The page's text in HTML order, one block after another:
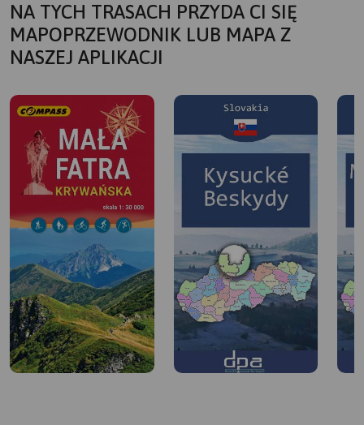
NA TYCH TRASACH PRZYDA CI SIĘ
MAPOPRZEWODNIK LUB MAPA Z
NASZEJ APLIKACJI